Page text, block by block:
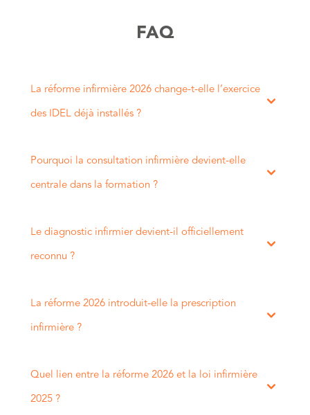
FAQ
La réforme infirmière 2026 change-t-elle l’exercice
des IDEL déjà installés ?
Pourquoi la consultation infirmière devient-elle
centrale dans la formation ?
Le diagnostic infirmier devient-il officiellement
reconnu ?
La réforme 2026 introduit-elle la prescription
infirmière ?
Quel lien entre la réforme 2026 et la loi infirmière
2025 ?